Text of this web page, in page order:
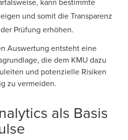
und somit die Transparenz
Prüfung erhöhen.
Auswertung entsteht eine
die dem KMU dazu
und potenzielle Risiken
zu vermeiden.
als Basis